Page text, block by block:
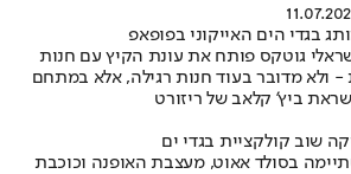
בגדי הים האייקוני בפופאפ
גוטקס פותח את עונת הקיץ עם חנות
- ולא מדובר בעוד חנות רגילה, אלא במתחם
ביץ’ קלאב של ריזורט
שוב קולקציית בגדי ים
בסולד אאוט, מעצבת האופנה וכוכבת